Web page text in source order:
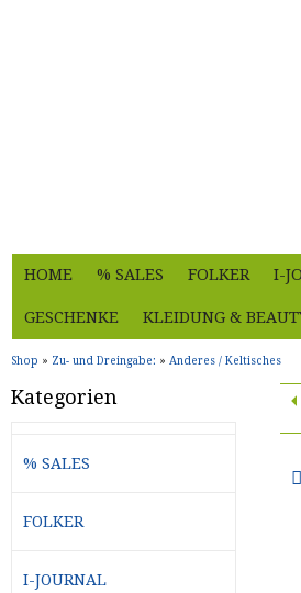
HOME % SALES FOLKER I-
GESCHENKE KLEIDUNG &
Shop » Zu- und Dreingabe: » Anderes / Keltisches
Kategorien
% SALES
FOLKER
I-JOURNAL